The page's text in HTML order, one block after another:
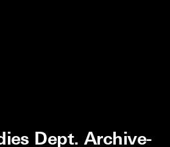
Dept. Archive-